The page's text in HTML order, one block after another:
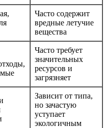
Часто содержит
вредные летучие
вещества
Часто требует
значительных
ресурсов и
загрязняет
Зависит от типа,
но зачастую
уступает
экологичным